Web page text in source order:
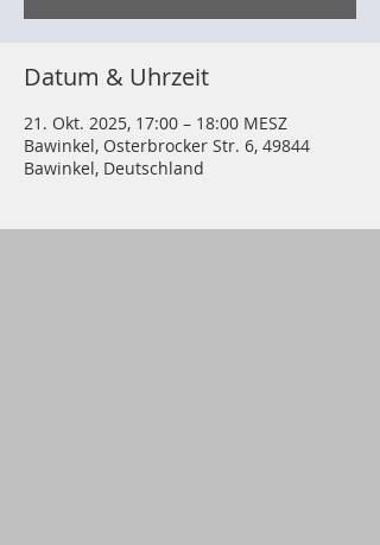
Datum & Uhrzeit
21. Okt. 2025, 17:00 – 18:00 MESZ
Bawinkel, Osterbrocker Str. 6, 49844
Bawinkel, Deutschland